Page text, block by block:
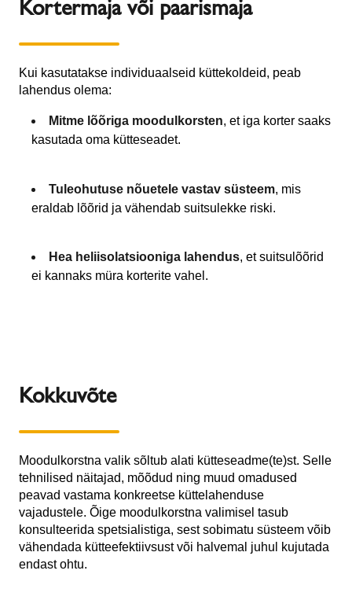
Kortermaja või paarismaja
Kui kasutatakse individuaalseid küttekoldeid, peab
lahendus olema:
Mitme lõõriga moodulkorsten, et iga korter saaks
kasutada oma kütteseadet.
Tuleohutuse nõuetele vastav süsteem, mis
eraldab lõõrid ja vähendab suitsulekke riski.
Hea heliisolatsiooniga lahendus, et suitsulõõrid
ei kannaks müra korterite vahel.
Kokkuvõte
Moodulkorstna valik sõltub alati kütteseadme(te)st. Selle
tehnilised näitajad, mõõdud ning muud omadused
peavad vastama konkreetse küttelahenduse
vajadustele. Õige moodulkorstna valimisel tasub
konsulteerida spetsialistiga, sest sobimatu süsteem võib
vähendada kütteefektiivsust või halvemal juhul kujutada
endast ohtu.